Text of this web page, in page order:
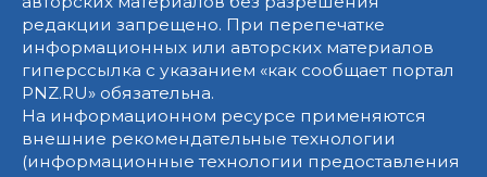
редакции запрещено. При перепечатке
информационных или авторских материалов
гиперссылка с указанием «как сообщает портал
PNZ.RU» обязательна.
На информационном ресурсе применяются
внешние рекомендательные технологии
(информационные технологии предоставления